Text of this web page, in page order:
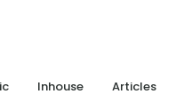
Inhouse Articles